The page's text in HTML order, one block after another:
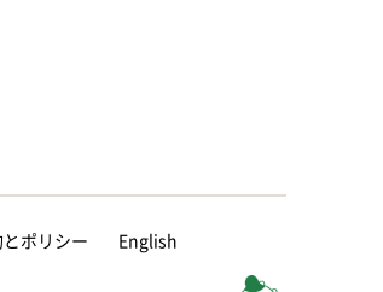
とポリシー English